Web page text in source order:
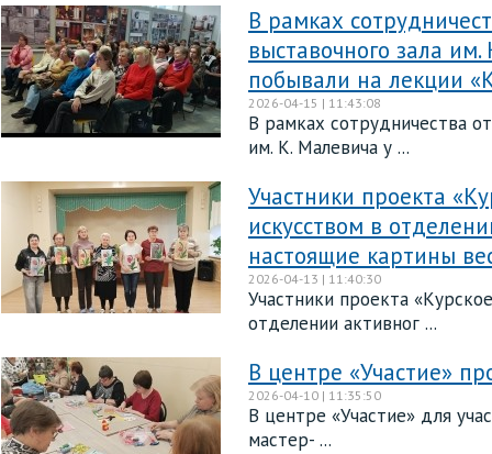
В рамках
выставочного зала
побывали на лекции
2026-04-15 | 11:43:08
В рамках сотрудничества
им. К. Малевича у ...
Участники проекта
искусством в
настоящие картины
2026-04-13 | 11:40:30
Участники проекта
отделении активног ...
В центре «Участие»
2026-04-10 | 11:35:50
В центре «Участие» для
мастер- ...